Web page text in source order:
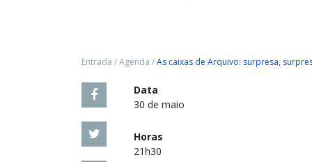
Entrada /Agenda /As caixas de Arquivo: surpresa,
Data
30 de maio
Horas
21h30